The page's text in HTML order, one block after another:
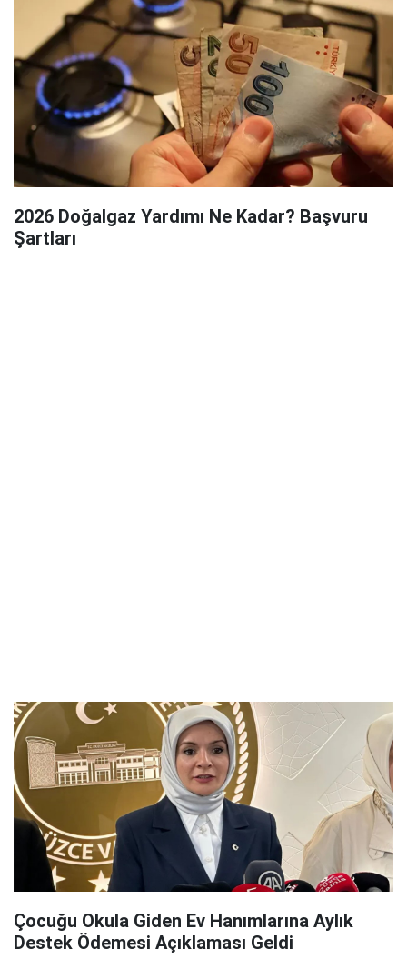
2026 Doğalgaz Yardımı Ne Kadar? Başvuru
Şartları
Çocuğu Okula Giden Ev Hanımlarına Aylık
Destek Ödemesi Açıklaması Geldi